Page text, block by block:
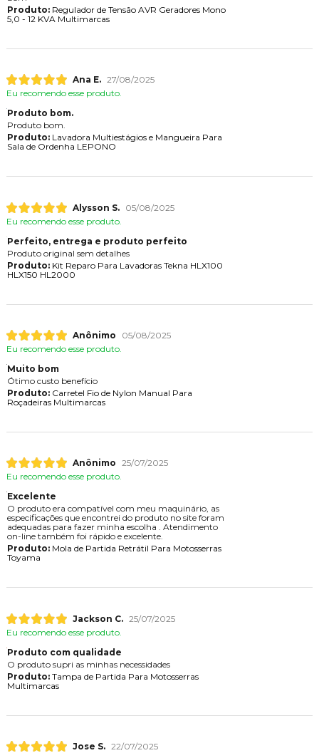
Produto:Regulador de Tensão AVR Geradores Mono
5,0 - 12 KVA Multimarcas
Ana E. 27/08/2025
Eu recomendo esse produto.
Produto bom.
Produto bom.
Produto:Lavadora Multiestágios e Mangueira Para
Sala de Ordenha LEPONO
Alysson S.
05/08/2025
Eu recomendo esse produto.
Perfeito, entrega e produto perfeito
Produto original sem detalhes
Produto:Kit Reparo Para Lavadoras Tekna HLX100
HLX150 HL2000
Anônimo
05/08/2025
Eu recomendo esse produto.
Muito bom
Ótimo custo benefício
Produto:Carretel Fio de Nylon Manual Para
Roçadeiras Multimarcas
Anônimo 25/07/2025
Eu recomendo esse produto.
Excelente
O produto era compatível com meu maquinário, as
especificações que encontrei do produto no site foram
adequadas para fazer minha escolha . Atendimento
on-line também foi rápido e excelente.
Produto:Mola de Partida Retrátil Para Motosserras
Toyama
Jackson C. 25/07/2025
Eu recomendo esse produto.
Produto com qualidade
O produto supri as minhas necessidades
Produto:Tampa de Partida Para Motosserras
Multimarcas
Jose S. 22/07/2025